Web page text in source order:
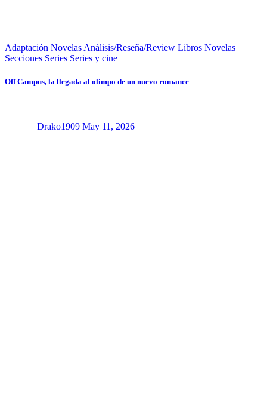
Adaptación Novelas Análisis/Reseña/Review Libros Novelas
Secciones Series Series y cine
Off Campus, la llegada al olimpo de un nuevo romance
Drako1909 May 11, 2026